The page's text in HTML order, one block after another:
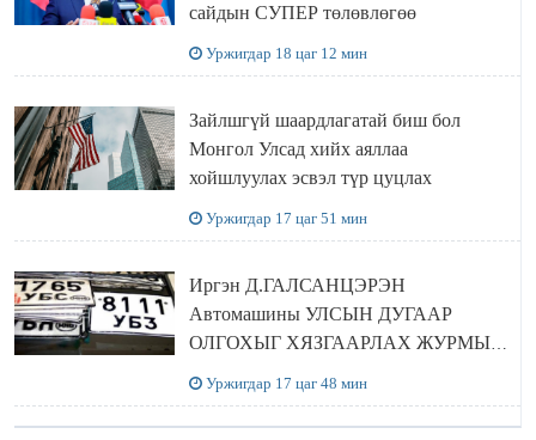
сайдын СУПЕР төлөвлөгөө
Уржигдар 18 цаг 12 мин
Зайлшгүй шаардлагатай биш бол
Монгол Улсад хийх аяллаа
хойшлуулах эсвэл түр цуцлах
Уржигдар 17 цаг 51 мин
Иргэн Д.ГАЛСАНЦЭРЭН
Автомашины УЛСЫН ДУГААР
ОЛГОХЫГ ХЯЗГААРЛАХ ЖУРМЫГ
Уржигдар 17 цаг 48 мин